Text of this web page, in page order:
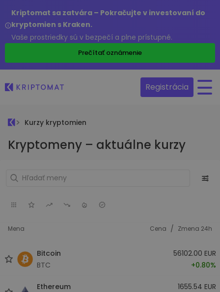
Kriptomat sa zatvára – Pokračujte v investovaní do
kryptomien s Kraken.
Vaše prostriedky sú v bezpečí a plne prístupné.
Prečítať oznámenie
Registrácia
Kurzy kryptomien
Kryptomeny – aktuálne kurzy
Mena Cena / Zmena 24h
Bitcoin
BTC
56102.00 EUR
+0.80%
Ethereum
1655.54 EUR